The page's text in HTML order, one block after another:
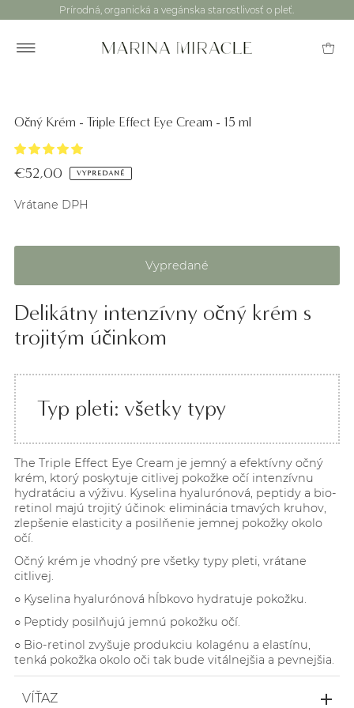
Prírodná, organická a vegánska starostlivosť o pleť.
Očný Krém - Triple Effect Eye Cream - 15 ml
€52,00 VYPREDANÉ
Vrátane DPH
Delikátny intenzívny očný krém s
trojitým účinkom
Typ pleti: všetky typy
The Triple Effect Eye Cream je jemný a efektívny očný
krém, ktorý poskytuje citlivej pokožke očí intenzívnu
hydratáciu a výživu. Kyselina hyalurónová, peptidy a bio-
retinol majú trojitý účinok: eliminácia tmavých kruhov,
zlepšenie elasticity a posilňenie jemnej pokožky okolo
očí.
Očný krém je vhodný pre všetky typy pleti, vrátane
citlivej.
○ Kyselina hyalurónová hĺbkovo hydratuje pokožku.
○ Peptidy posilňujú jemnú pokožku očí.
○ Bio-retinol zvyšuje produkciu kolagénu a elastínu,
tenká pokožka okolo oči tak bude vitálnejšia a pevnejšia.
VÍŤAZ